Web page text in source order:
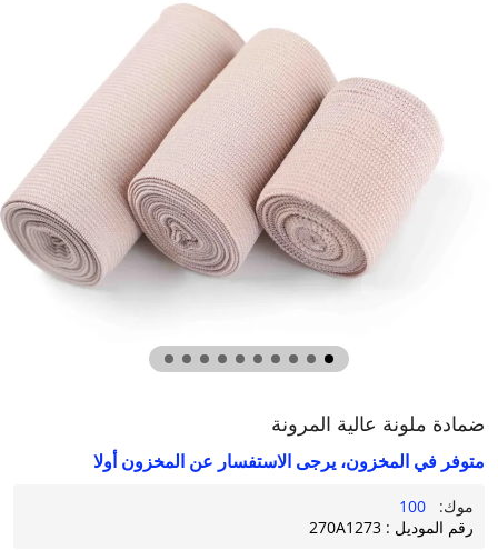
ضمادة ملونة عالية المرونة
متوفر في المخزون، يرجى الاستفسار عن المخزون أولا
موك:
رقم الموديل : 270A1273